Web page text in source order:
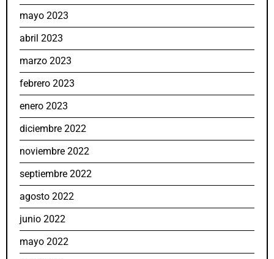
mayo 2023
abril 2023
marzo 2023
febrero 2023
enero 2023
diciembre 2022
noviembre 2022
septiembre 2022
agosto 2022
junio 2022
mayo 2022